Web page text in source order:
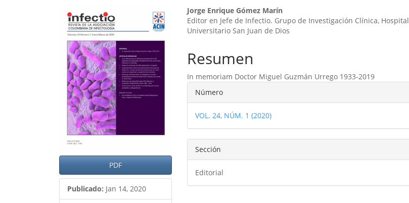
Barra
lateral
del
artículo
PDF
Publicado: Jan 14, 2020
Contenido
principal
artículo
Jorge Enrique Gómez Marín
Editor en Jefe de Infectio. Grupo de Investigación Clínica, Hospital
Universitario San Juan de Dios
Resumen
In memoriam Doctor Miguel Guzmán Urrego 1933-2019
Detalles
del
artículo
Número
VOL. 24, NÚM. 1 (2020)
Sección
Editorial